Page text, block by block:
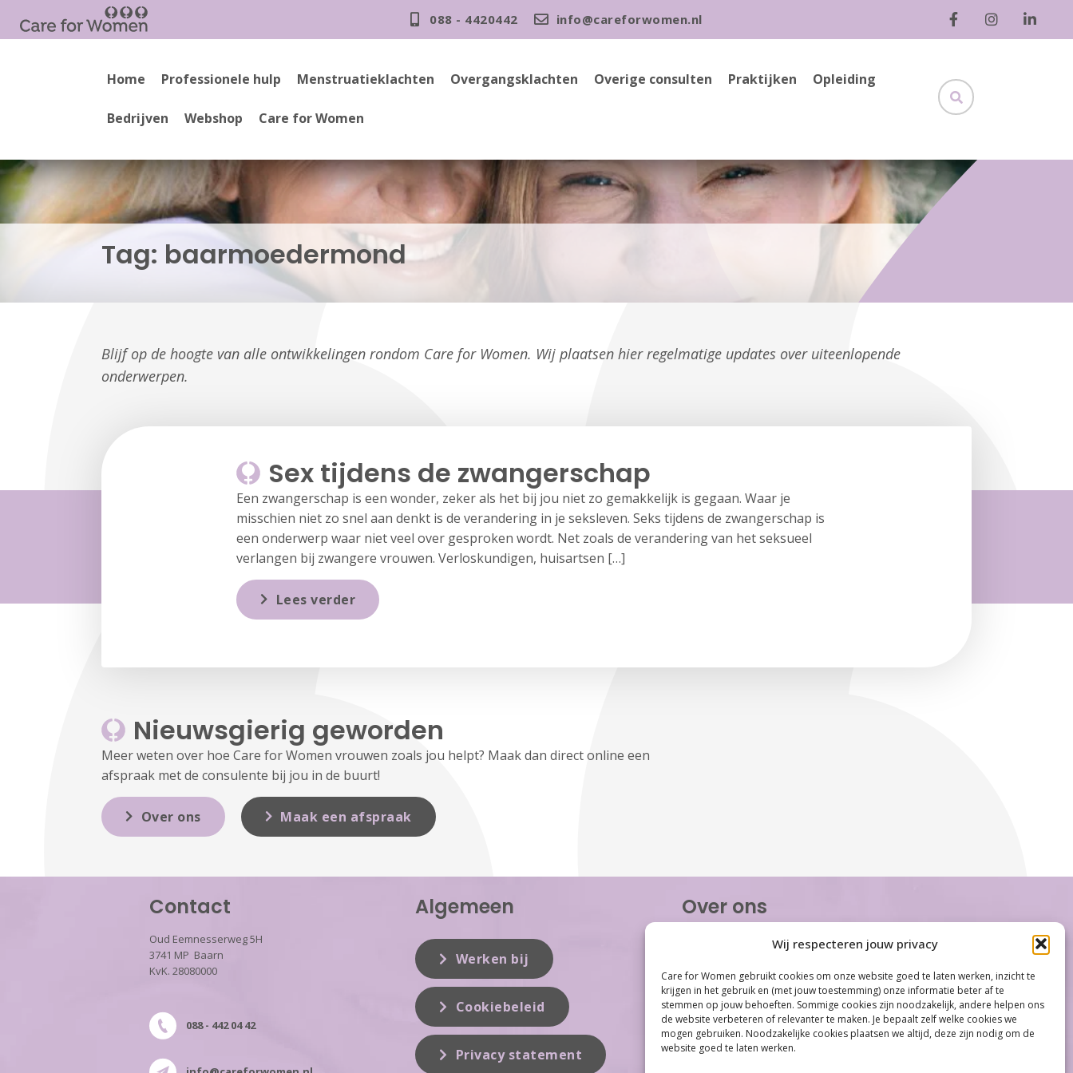
Wij respecteren jouw privacy
Care for Women gebruikt cookies om onze website goed te laten werken, inzicht te
krijgen in het gebruik en (met jouw toestemming) onze informatie beter af te
stemmen op jouw behoeften. Sommige cookies zijn noodzakelijk, andere helpen ons
de website verbeteren of relevanter te maken. Je bepaalt zelf welke cookies we
mogen gebruiken. Noodzakelijke cookies plaatsen we altijd, deze zijn nodig om de
website goed te laten werken.
088 - 4420442 info@careforwomen.nl
Home Professionele hulp Menstruatieklachten Overgangsklachten Overige consulten Praktijken Opleiding
Bedrijven Webshop Care for Women
Tag: baarmoedermond
Blijf op de hoogte van alle ontwikkelingen rondom Care for Women. Wij plaatsen hier regelmatige updates over uiteenlopende
onderwerpen.
Sex tijdens de zwangerschap
Een zwangerschap is een wonder, zeker als het bij jou niet zo gemakkelijk is gegaan. Waar je
misschien niet zo snel aan denkt is de verandering in je seksleven. Seks tijdens de zwangerschap is
een onderwerp waar niet veel over gesproken wordt. Net zoals de verandering van het seksueel
verlangen bij zwangere vrouwen. Verloskundigen, huisartsen […]
Lees verder
Nieuwsgierig geworden
Meer weten over hoe Care for Women vrouwen zoals jou helpt? Maak dan direct online een
afspraak met de consulente bij jou in de buurt!
Over ons Maak een afspraak
Contact
Oud Eemnesserweg 5H
3741 MP Baarn
KvK. 28080000
088 - 442 04 42
Algemeen
Werken bij
Cookiebeleid
Privacy statement
Over ons
Care for Women is de eerste organisatie die zich
inzet op het gebied van hormonale problemen bij
vrouwen. Met ruim 100 locaties behoort Care for
Women tot één van de grootste organisaties op
dit vakgebied...